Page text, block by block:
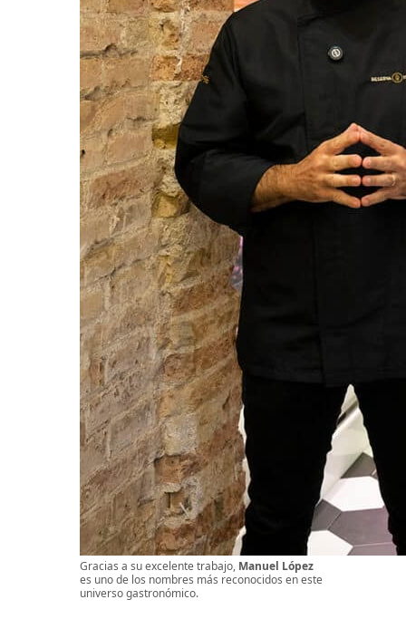
Gracias a su excelente trabajo, Manuel López
es uno de los nombres más reconocidos en este
universo gastronómico.